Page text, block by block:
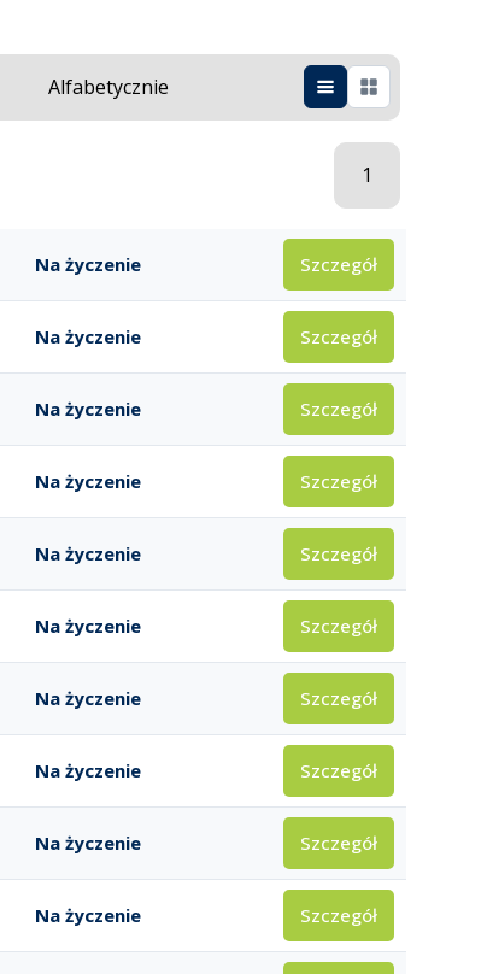
Alfabetycznie
1
Na życzenie Szczegół
Na życzenie Szczegół
Na życzenie Szczegół
Na życzenie Szczegół
Na życzenie Szczegół
Na życzenie Szczegół
Na życzenie Szczegół
Na życzenie Szczegół
Na życzenie Szczegół
Na życzenie Szczegół